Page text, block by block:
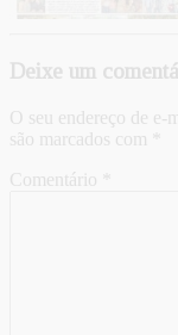
Deixe um
O seu endereço de e-
são marcados com
Comentário